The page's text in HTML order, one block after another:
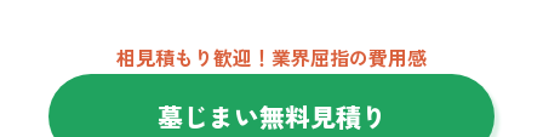
相見積もり歓迎！業界屈指の費用感
墓じまい無料見積り